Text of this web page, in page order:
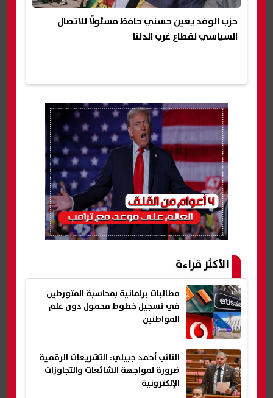
حزب الوفد يعين حسني حافظ مسئولًا للاتصال
السياسي لقطاع غرب الدلتا
الأكثر قراءة
مطالبات برلمانية بمحاسبة المتورطين
في تسجيل خطوط محمول دون علم
المواطنين
النائب أحمد جبيلي: التشريعات الرقمية
ضرورة لمواجهة الشائعات والتجاوزات
الإلكترونية